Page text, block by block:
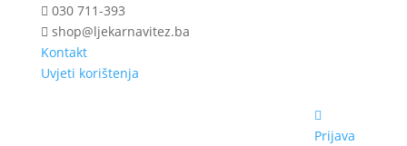
030 711-393
shop@ljekarnavitez.ba
Kontakt
Uvjeti korištenja
Prijava